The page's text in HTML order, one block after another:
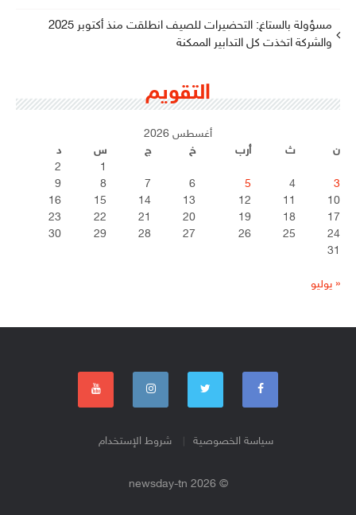
مسؤولة بالستاغ: التحضيرات للصيف انطلقت منذ أكتوبر 2025
والشركة اتخذت كل التدابير الممكنة
التقويم
أغسطس 2026
ن
ث أرب خ ج س
د
1
2
3
4
5
6
7
8
9
10
11
12
13
14
15
16
17
18
19
20
21
22
23
24
25
26
27
28
29
30
31
« يوليو
سياسة الخصوصية شروط الإستخدام
© 2026 newsday-tn